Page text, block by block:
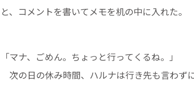
と、コメントを書いてメモを机の中に入れた。
「マナ、ごめん。ちょっと行ってくるね。」
次の日の休み時間、ハルナは行き先も言わず